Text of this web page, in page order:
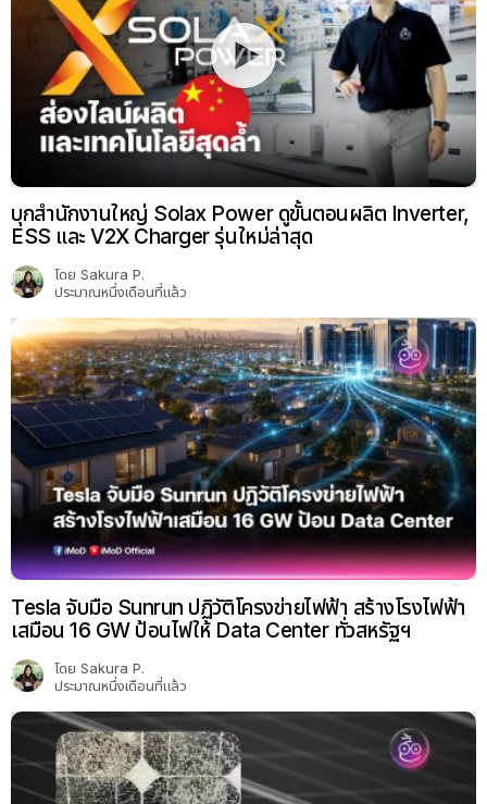
บุกสำนักงานใหญ่ Solax Power ดูขั้นตอนผลิต Inverter,
ESS และ V2X Charger รุ่นใหม่ล่าสุด
โดย Sakura P.
ประมาณหนึ่งเดือนที่แล้ว
Tesla จับมือ Sunrun ปฏิวัติโครงข่ายไฟฟ้า สร้างโรงไฟฟ้า
เสมือน 16 GW ป้อนไฟให้ Data Center ทั่วสหรัฐฯ
โดย Sakura P.
ประมาณหนึ่งเดือนที่แล้ว